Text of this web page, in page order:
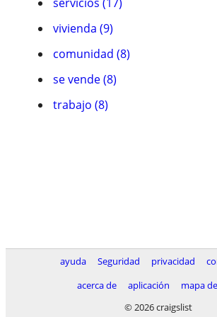
vivienda (9)
comunidad (8)
se vende (8)
trabajo (8)
ayuda Seguridad privacidad
acerca de
aplicación
mapa
© 2026 craigslist